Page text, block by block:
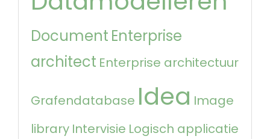
Document Enterprise
architect Enterprise architectuur
Grafendatabase Idea Image
library Intervisie Logisch applicatie